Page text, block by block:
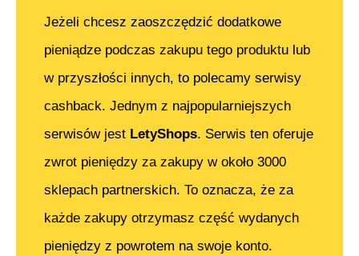
Jeżeli chcesz zaoszczędzić dodatkowe
pieniądze podczas zakupu tego produktu lub
w przyszłości innych, to polecamy serwisy
cashback. Jednym z najpopularniejszych
serwisów jest LetyShops. Serwis ten oferuje
zwrot pieniędzy za zakupy w około 3000
sklepach partnerskich. To oznacza, że za
każde zakupy otrzymasz część wydanych
pieniędzy z powrotem na swoje konto.